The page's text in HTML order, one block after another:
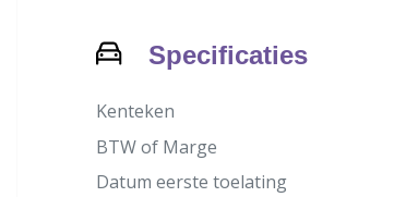
Specificaties
Kenteken
BTW of Marge
Datum eerste toelating